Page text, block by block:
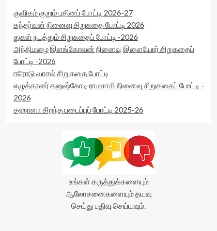
குவிகம் குறும் புதினப் போட்டி 2026-27
கந்தர்வன் நினைவு சிறுகதை போட்டி 2026
துகள் நடத்தும் சிறுகதைப் போட்டி -2026
அந்திமழை இளங்கோவன் நினைவு இளையோர் சிறுகதைப்
போட்டி -2026
ஈரோடு வாசல் சிறுகதை போட்டி
எழுத்தாளர் தனுஷ்கோடி ராமசாமி நினைவு சிறுகதைப் போட்டி -
2026
சஹானா சிறந்த படைப்புப் போட்டி 2025-26
உங்கள் கருத்துக்களையும்
ஆலோசனைகளையும் தயவு
செய்து பதிவு செய்யவும்.